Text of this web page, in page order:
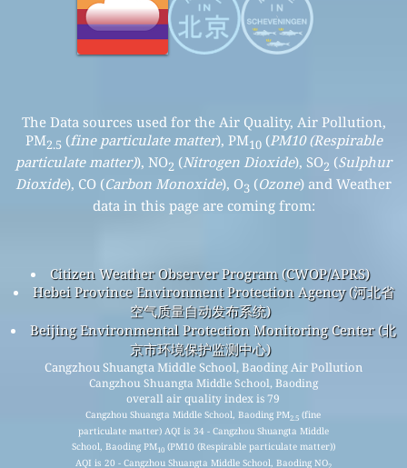
The Data sources used for the Air Quality, Air Pollution,
PM2.5 (fine particulate matter), PM10(PM10 (Respirable
particulate matter)), NO2 (Nitrogen Dioxide), SO2 (Sulphur
Dioxide), CO (Carbon Monoxide), O3 (Ozone) and Weather
data in this page are coming from:
Citizen Weather Observer Program (CWOP/APRS)
Hebei Province Environment Protection Agency (河北省
空气质量自动发布系统)
Beijing Environmental Protection Monitoring Center (北
京市环境保护监测中心)
Cangzhou Shuangta Middle School, Baoding Air Pollution
Cangzhou Shuangta Middle School, Baoding
overall air quality index is 79
Cangzhou Shuangta Middle School, Baoding PM2.5 (fine
particulate matter) AQI is 34 - Cangzhou Shuangta Middle
School, Baoding PM10(PM10 (Respirable particulate matter))
AQI is 20 - Cangzhou Shuangta Middle School, Baoding NO2